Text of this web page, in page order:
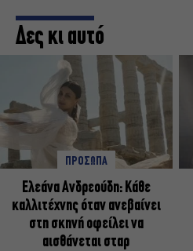
Δες κι αυτό
ΠΡΟΣΩΠΑ
Ελεάνα Ανδρεούδη: Κάθε
καλλιτέχνης όταν ανεβαίνει
στη σκηνή οφείλει να
αισθάνεται σταρ